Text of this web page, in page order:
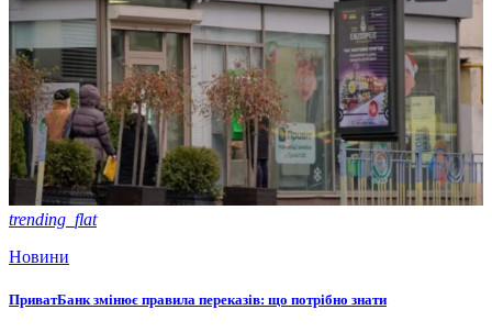
trending_flat
Новини
ПриватБанк змінює правила переказів: що потрібно знати